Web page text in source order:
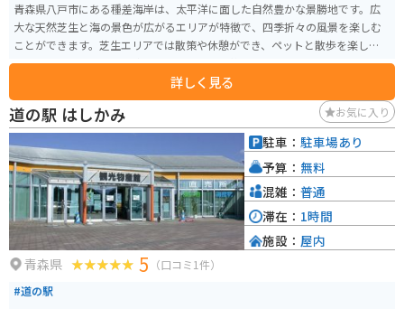
青森県八戸市にある種差海岸は、太平洋に面した自然豊かな景勝地です。広
大な天然芝生と海の景色が広がるエリアが特徴で、四季折々の風景を楽しむ
ことができます。芝生エリアでは散策や休憩ができ、ペットと散歩を楽しむ人
やピクニックをする人の姿も見られます。開放的でゆったりと過ごせる空間
として、多くの人に親しまれています。 周辺には飲食施設も点在しており、
ミチル種差ではパスタなどの食事が楽しめます。また、近隣には海鮮料理を
提供する飲食店やジェラートなどの軽食を楽しめる場所もあり、観光の合間
の休憩にも便利です。宿泊施設もあるため、滞在型の観光にも対応していま
す。
詳しく見る
道の駅 はしかみ お気に入り
青森県 5 （口コミ1件）
#道の駅
駐車： 駐車場あり
予算： 無料
混雑： 普通
滞在： 1時間
施設： 屋内